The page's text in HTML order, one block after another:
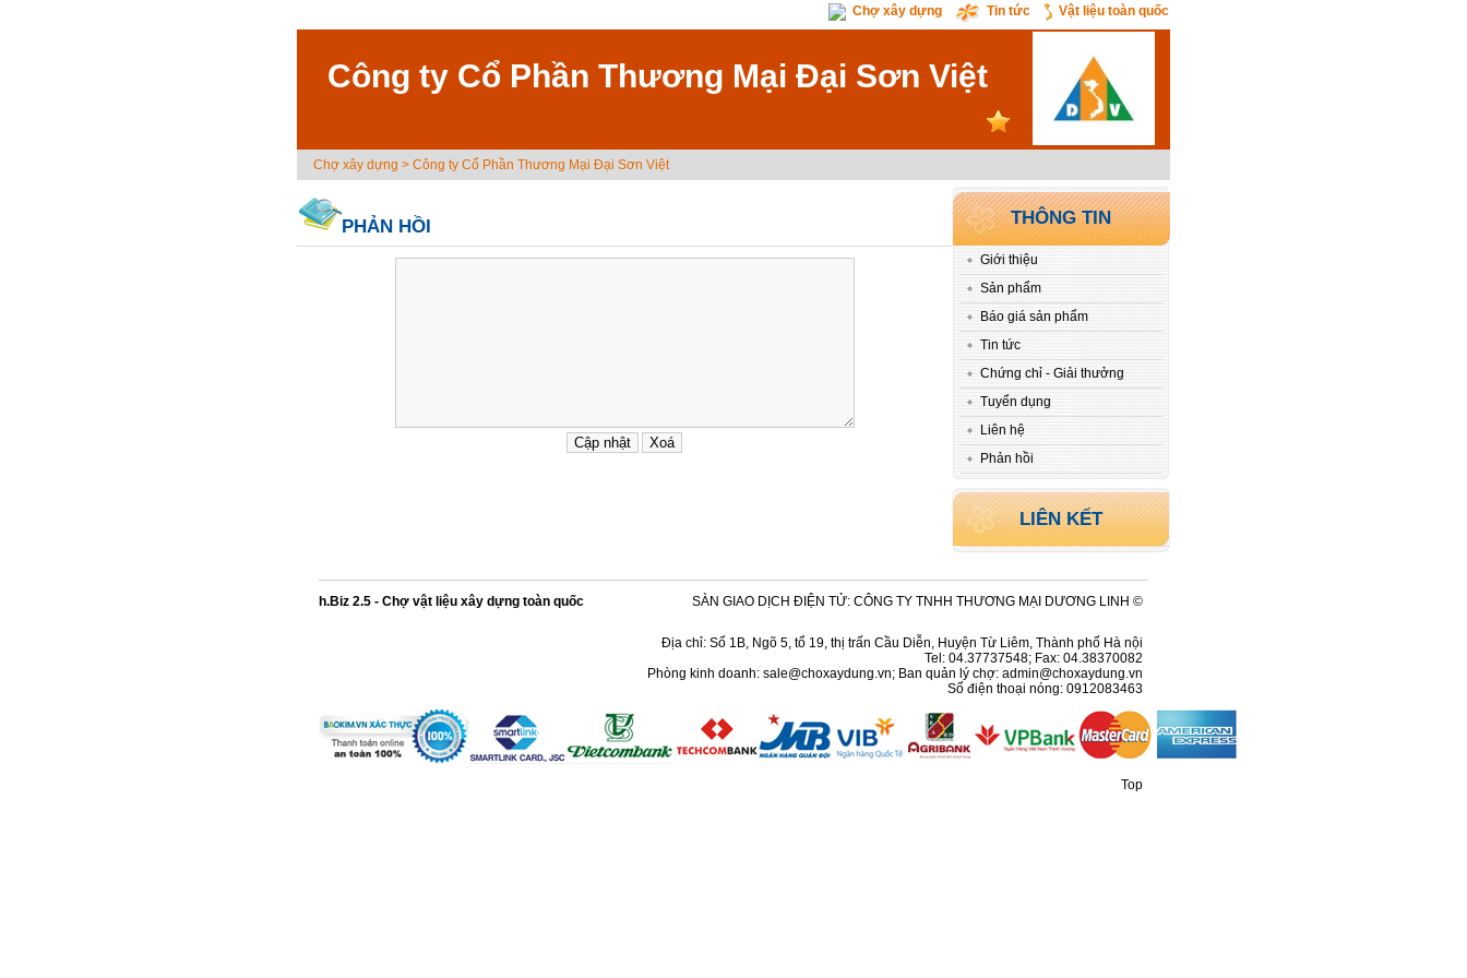
Vật liệu toàn quốc
Tin tức
Chợ xây dựng
Công ty Cổ Phần Thương Mại Đại Sơn Việt
Chợ xây dựng > Công ty Cổ Phần Thương Mại Đại Sơn Việt
PHẢN HỒI THÔNG TIN
Giới thiệu
Sản phẩm
Báo giá sản phẩm
Tin tức
Chứng chỉ - Giải thưởng
Tuyển dụng
Liên hệ
Phản hồi
LIÊN KẾT
h.Biz 2.5 - Chợ vật liệu xây dựng toàn quốc SÀN GIAO DỊCH ĐIỆN TỬ: CÔNG TY TNHH THƯƠNG MẠI DƯƠNG LINH ©
Địa chỉ: Số 1B, Ngõ 5, tổ 19, thị trấn Cầu Diễn, Huyện Từ Liêm, Thành phố Hà nội
Tel: 04.37737548; Fax: 04.38370082
Phòng kinh doanh: sale@choxaydung.vn; Ban quản lý chợ: admin@choxaydung.vn
Số điện thoại nóng: 0912083463
Top